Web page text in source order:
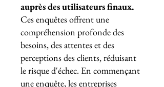
auprès des utilisateurs finaux.
Ces enquêtes offrent une
compréhension profonde des
besoins, des attentes et des
perceptions des clients, réduisant
le risque d'échec. En commençant
une enquête, les entreprises